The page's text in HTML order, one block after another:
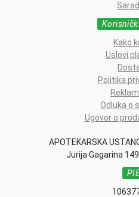
Kako
Uslovi
Politika
Odluka o
Ugovor o
APOTEKARSKA
Jurija Gagarina